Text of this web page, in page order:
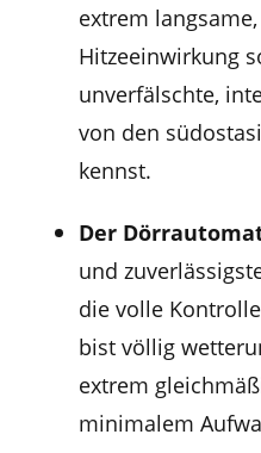
extrem
Hitzeeinwirkung
unverfälschte,
von den
kennst.
Der
und
die volle
bist völlig
extrem
minimalem